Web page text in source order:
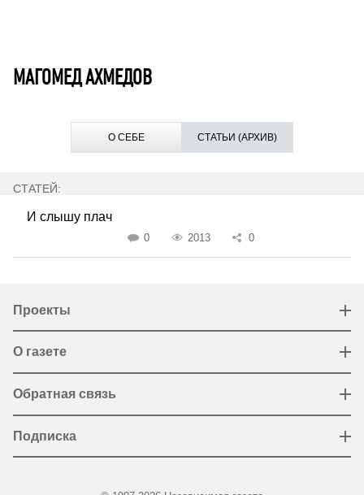
МАГОМЕД АХМЕДОВ
О СЕБЕ СТАТЬИ (АРХИВ)
СТАТЕЙ:
И слышу плач
0 2013 0
Проекты
О газете
Обратная связь
Подписка